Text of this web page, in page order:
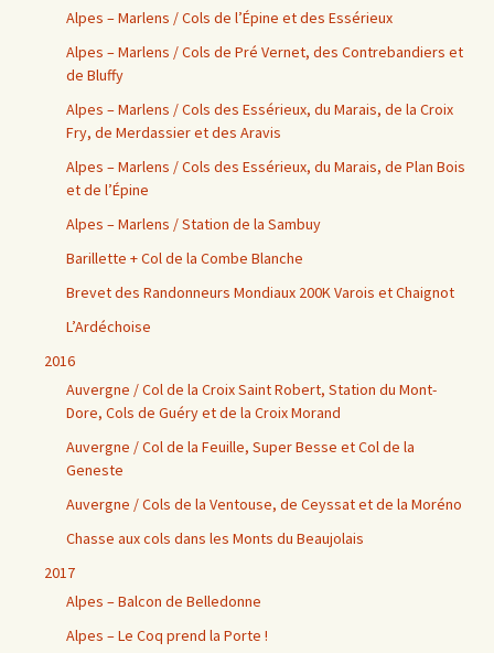
Alpes – Marlens / Cols de l’Épine et des Essérieux
Alpes – Marlens / Cols de Pré Vernet, des Contrebandiers et
de Bluffy
Alpes – Marlens / Cols des Essérieux, du Marais, de la Croix
Fry, de Merdassier et des Aravis
Alpes – Marlens / Cols des Essérieux, du Marais, de Plan Bois
et de l’Épine
Alpes – Marlens / Station de la Sambuy
Barillette + Col de la Combe Blanche
Brevet des Randonneurs Mondiaux 200K Varois et Chaignot
L’Ardéchoise
2016
Auvergne / Col de la Croix Saint Robert, Station du Mont-
Dore, Cols de Guéry et de la Croix Morand
Auvergne / Col de la Feuille, Super Besse et Col de la
Geneste
Auvergne / Cols de la Ventouse, de Ceyssat et de la Moréno
Chasse aux cols dans les Monts du Beaujolais
2017
Alpes – Balcon de Belledonne
Alpes – Le Coq prend la Porte !